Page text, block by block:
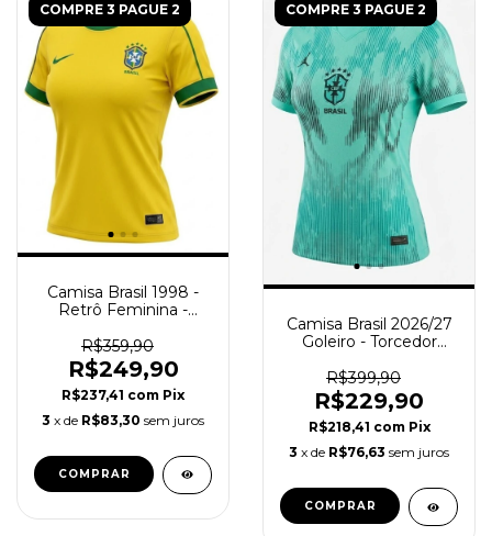
COMPRE 3 PAGUE 2
Camisa Brasil 1998 -
Retrô Feminina -
R$359,90
R$249,90
R$237,41 com Pix
3 x de R$83,30 sem juros
COMPRAR
COMPRE 3 PAGUE 2
Camisa Brasil 2026/27
Goleiro - Torcedor
Verde
R$399,90
R$229,90
R$218,41 com Pix
3 x de R$76,63 sem juros
COMPRAR